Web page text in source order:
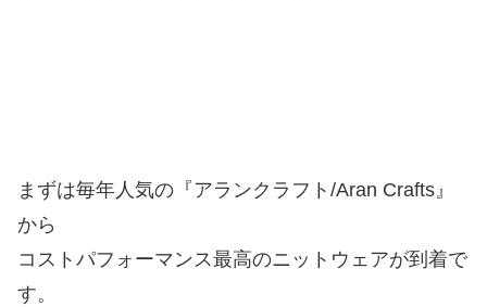
まずは毎年人気の『アランクラフト/Aran Crafts』
から
コストパフォーマンス最高のニットウェアが到着で
す。